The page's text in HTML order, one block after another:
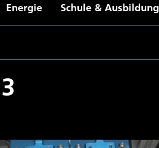
Energie Schule & Ausbildung